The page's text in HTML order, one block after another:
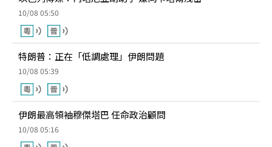
10/08 05:50
特朗普：正在「低調處理」伊朗問題
10/08 05:39
伊朗最高領袖穆傑塔巴 任命政治顧問
10/08 05:16